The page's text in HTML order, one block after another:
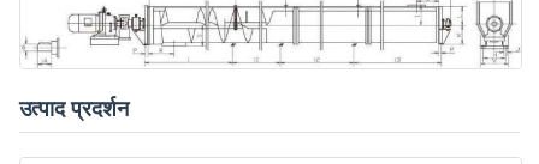
उत्पाद प्रदर्शन